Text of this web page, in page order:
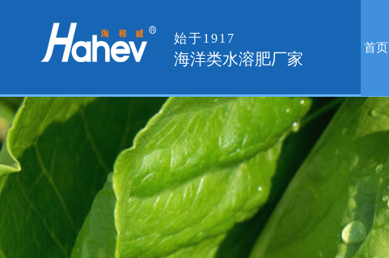
始于1917
海洋类水溶肥厂家
首页